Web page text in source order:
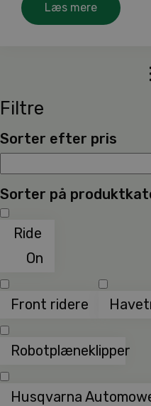
Læs mere
Filtre
Sorter efter pris
Sorter på
Ride
On
Front ridere
Robotplæneklipper
Husqvarna